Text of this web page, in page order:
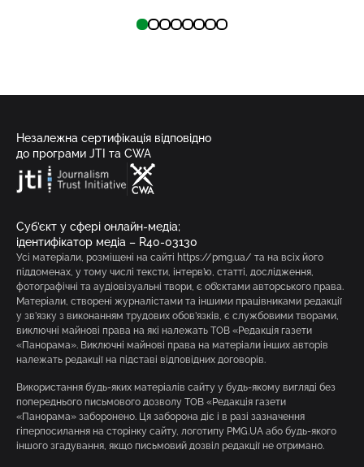
Незалежна сертифікація відповідно
до програми JTI та CWA
Суб’єкт у сфері онлайн-медіа;
ідентифікатор медіа – R40-03130
Усі матеріали, розміщені на сайті https://pmg.ua/ та на всіх його
піддоменах, у тому числі тексти, інтерв’ю, статті, дослідження,
фотографічні та аудіовізуальні твори, є об’єктами авторського права.
Матеріали, створені журналістами та іншими працівниками редакції
у зв’язку з виконанням трудових обов’язків, є службовими творами,
виключні майнові права на які належать ТОВ «Редакція газети
«Панорама». Виключні майнові права на матеріали інших авторів
належать редакції на підставі відповідних договорів.
Використання будь-яких матеріалів сайту у будь-якому вигляді без
попереднього письмового дозволу ТОВ «Редакція газети
«Панорама» заборонено. Ця заборона діє і в разі зазначення
гіперпосилання на сторінку сайту, логотипу PMG.UA або будь-якого
іншого згадування, якщо письмовий дозвіл редакції не отримано.